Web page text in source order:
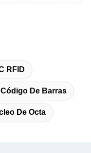
RFID
De Barras
De Octa